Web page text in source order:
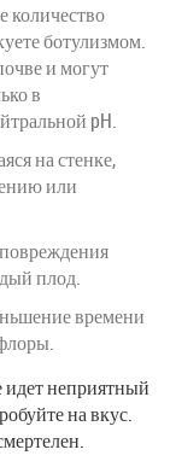
количество
ботулизмом.
и могут
в
pH.
на стенке,
или
плод.
времени
идет неприятный
на вкус.